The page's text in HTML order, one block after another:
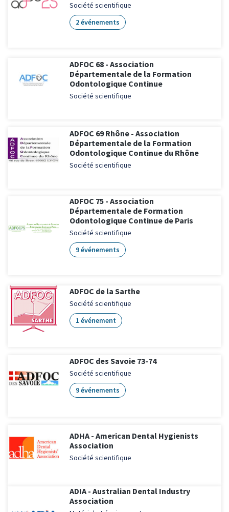
Société scientifique
2 événements
ADFOC 68 - Association
Départementale de la Formation
Odontologique Continue
Société scientifique
ADFOC 69 Rhône - Association
Départementale de la Formation
Odontologique Continue du Rhône
Société scientifique
ADFOC 75 - Association
Départementale de Formation
Odontologique Continue de Paris
Société scientifique
9 événements
ADFOC de la Sarthe
Société scientifique
1 événement
ADFOC des Savoie 73-74
Société scientifique
9 événements
ADHA - American Dental Hygienists
Association
Société scientifique
ADIA - Australian Dental Industry
Association